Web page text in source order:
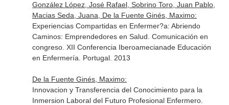
González López, José Rafael, Sobrino Toro, Juan Pablo,
Macias Seda, Juana, De la Fuente Ginés, Maximo:
Experiencias Compartidas en Enfermer?a: Abriendo
Caminos: Emprendedores en Salud. Comunicación en
congreso. XII Conferencia Iberoamecianade Educación
en Enfermería. Portugal. 2013
De la Fuente Ginés, Maximo:
Innovacion y Transferencia del Conocimiento para la
Inmersion Laboral del Futuro Profesional Enfermero.